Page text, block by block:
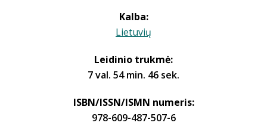
Kalba:
Lietuvių
Leidinio trukmė:
7 val. 54 min. 46 sek.
ISBN/ISSN/ISMN numeris:
978-609-487-507-6